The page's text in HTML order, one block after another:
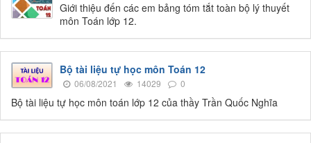
Giới thiệu đến các em bảng tóm tắt toàn bộ lý thuyết
môn Toán lớp 12.
Bộ tài liệu tự học môn Toán 12
06/08/2021 14029 0
Bộ tài liệu tự học môn toán lớp 12 của thầy Trần Quốc Nghĩa